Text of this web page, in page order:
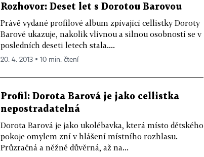
Rozhovor: Deset let s Dorotou Barovou
Právě vydané profilové album zpívající cellistky Doroty
Barové ukazuje, nakolik vlivnou a silnou osobností se v
posledních deseti letech stala....
20. 4. 2013 ▪ 10 min. čtení
Profil: Dorota Barová je jako cellistka
nepostradatelná
Dorota Barová je jako ukolébavka, která místo dětského
pokoje omylem zní v hlášení místního rozhlasu.
Průzračná a něžně důvěrná, až na...